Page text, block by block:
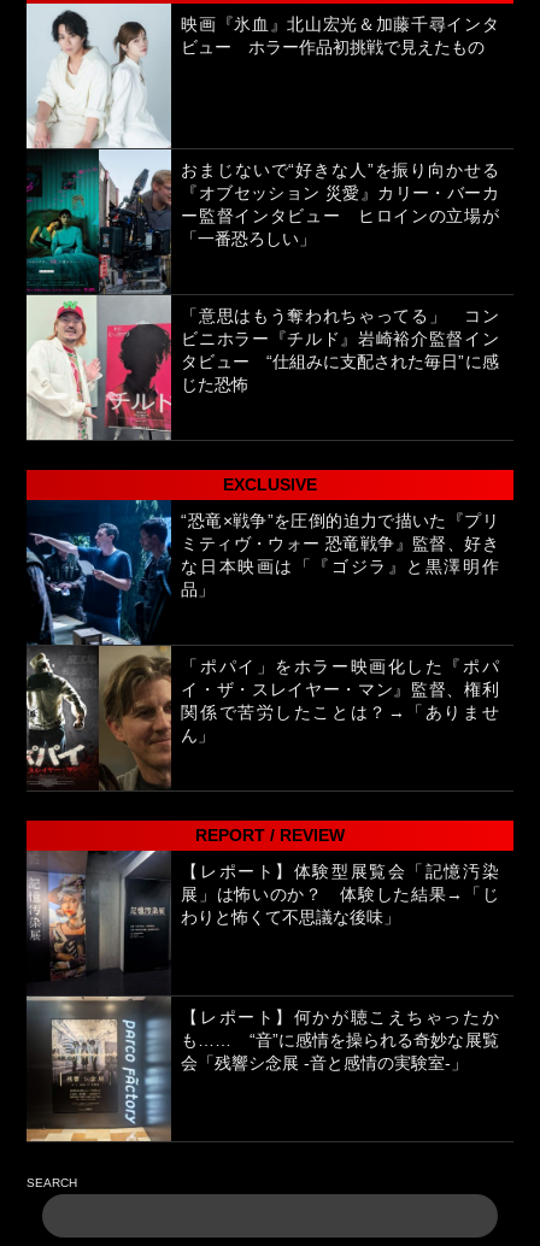
映画『氷血』北山宏光＆加藤千尋インタ
ビュー ホラー作品初挑戦で見えたもの
おまじないで“好きな人”を振り向かせる
『オブセッション 災愛』カリー・バーカ
ー監督インタビュー ヒロインの立場が
「一番恐ろしい」
「意思はもう奪われちゃってる」 コン
ビニホラー『チルド』岩崎裕介監督イン
タビュー “仕組みに支配された毎日”に感
じた恐怖
EXCLUSIVE
“恐竜×戦争”を圧倒的迫力で描いた『プリ
ミティヴ・ウォー 恐竜戦争』監督、好き
な日本映画は「『ゴジラ』と黒澤明作
品」
「ポパイ」をホラー映画化した『ポパ
イ・ザ・スレイヤー・マン』監督、権利
関係で苦労したことは？→「ありませ
ん」
REPORT / REVIEW
【レポート】体験型展覧会「記憶汚染
展」は怖いのか？ 体験した結果→「じ
わりと怖くて不思議な後味」
【レポート】何かが聴こえちゃったか
も…… “音”に感情を操られる奇妙な展覧
会「残響シ念展 -⾳と感情の実験室-」
SEARCH